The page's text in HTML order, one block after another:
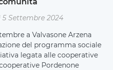
5 Settembre 2024
a Valvasone Arzena
del programma sociale
legata alle cooperative
Pordenone